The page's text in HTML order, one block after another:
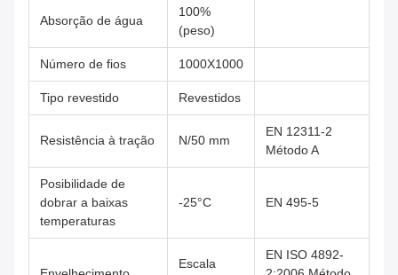
Absorção de água
100%
(peso)
Número de fios 1000X1000
Tipo revestido Revestidos
Resistência à tração N/50 mm
EN 12311-2
Método A
Posibilidade de
dobrar a baixas
temperaturas
-25°C EN 495-5
Escala
EN ISO 4892-